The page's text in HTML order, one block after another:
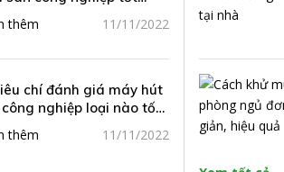
thêm 11/11/2022
chí đánh giá máy hút
nghiệp loại nào tốt,
lượng
thêm 11/11/2022